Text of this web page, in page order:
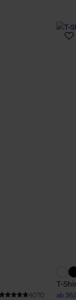
4070
T-
ab